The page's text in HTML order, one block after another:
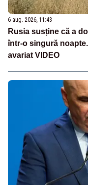
6 aug. 2026, 11:43
Rusia susține că a
într-o singură
avariat VIDEO